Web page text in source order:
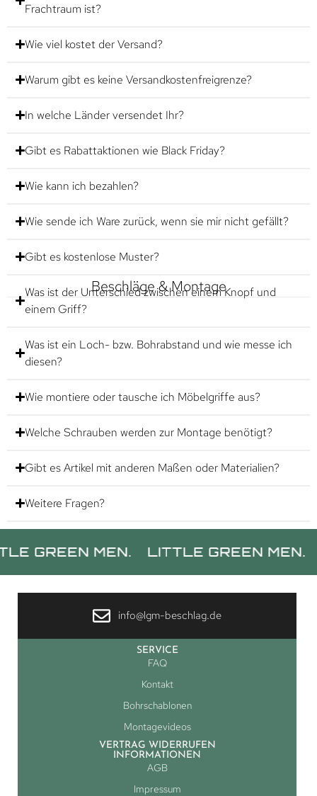
Frachtraum ist?
Wie viel kostet der Versand?
Warum gibt es keine Versandkostenfreigrenze?
In welche Länder versendet Ihr?
Gibt es Rabattaktionen wie Black Friday?
Wie kann ich bezahlen?
Wie sende ich Ware zurück, wenn sie mir nicht gefällt?
Gibt es kostenlose Muster?
Beschläge & Montage
Was ist der Unterschied zwischen einem Knopf und
einem Griff?
Was ist ein Loch- bzw. Bohrabstand und wie messe ich
diesen?
Wie montiere oder tausche ich Möbelgriffe aus?
Welche Schrauben werden zur Montage benötigt?
Gibt es Artikel mit anderen Maßen oder Materialien?
Weitere Fragen?
MEN. LITTLE GREEN MEN.
info@lgm-beschlag.de
SERVICE
FAQ
Kontakt
Bohrschablonen
Montagevideos
VERTRAG WIDERRUFEN
INFORMATIONEN
AGB
Impressum